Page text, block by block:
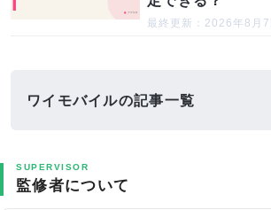
最終更新：2026年8月7
ワイモバイルの記事一覧
SUPERVISOR
監修者について